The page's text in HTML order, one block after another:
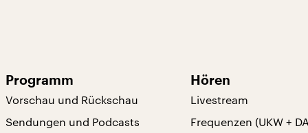
Programm
Vorschau und Rückschau
Sendungen und Podcasts
Hören
Livestream
Frequenzen (UKW +